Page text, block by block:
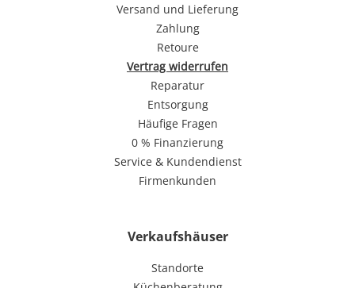
Versand und Lieferung
Zahlung
Retoure
Vertrag widerrufen
Reparatur
Entsorgung
Häufige Fragen
0 % Finanzierung
Service & Kundendienst
Firmenkunden
Verkaufshäuser
Standorte